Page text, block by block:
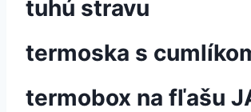
tuhú stravu
termoska s
termobox na fľašu